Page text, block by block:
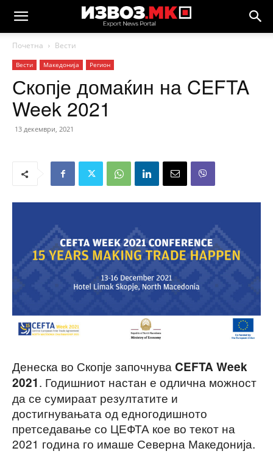
Почетна Вести
Вести Македонија Регион
Скопје домаќин на CEFTA
Week 2021
13 декември, 2021
Денеска во Скопје започнува CEFTA Week
2021. Годишниот настан е одлична можност
да се сумираат резултатите и
достигнувањата од едногодишното
претседавање со ЦЕФТА кое во текот на
2021 година го имаше Северна Македонија.